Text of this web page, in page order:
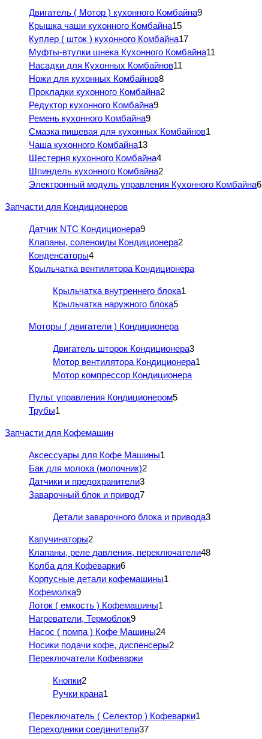
Двигатель ( Мотор ) кухонного Комбайна9
Крышка чаши кухонного Комбайна15
Куплер ( шток ) кухонного Комбайна17
Муфты-втулки шнека Кухонного Комбайна11
Насадки для Кухонных Комбайнов11
Ножи для кухонных Комбайнов8
Прокладки кухонного Комбайна2
Редуктор кухонного Комбайна9
Ремень кухонного Комбайна9
Смазка пищевая для кухонных Комбайнов1
Чаша кухонного Комбайна13
Шестерня кухонного Комбайна4
Шпиндель кухонного Комбайна2
Электронный модуль управления Кухонного Комбайна6
Запчасти для Кондиционеров
Датчик NTC Кондиционера9
Клапаны, соленоиды Кондиционера2
Конденсаторы4
Крыльчатка вентилятора Кондиционера
Крыльчатка внутреннего блока1
Крыльчатка наружного блока5
Моторы ( двигатели ) Кондиционера
Двигатель шторок Кондиционера3
Мотор вентилятора Кондиционера1
Мотор компрессор Кондиционера
Пульт управления Кондиционером5
Трубы1
Запчасти для Кофемашин
Аксессуары для Кофе Машины1
Бак для молока (молочник)2
Датчики и предохранители3
Заварочный блок и привод7
Детали заварочного блока и привода3
Капучинаторы2
Клапаны, реле давления, переключатели48
Колба для Кофеварки6
Корпусные детали кофемашины1
Кофемолка9
Лоток ( емкость ) Кофемашины1
Нагреватели, Термоблок9
Насос ( помпа ) Кофе Машины24
Носики подачи кофе, диспенсеры2
Переключатели Кофеварки
Кнопки2
Ручки крана1
Переключатель ( Селектор ) Кофеварки1
Переходники соединители37